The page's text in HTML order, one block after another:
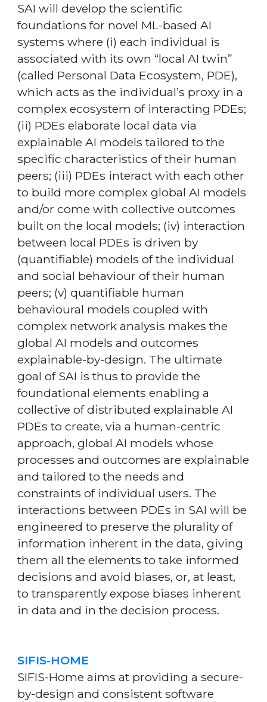
SAI will develop the scientific
foundations for novel ML-based AI
systems where (i) each individual is
associated with its own “local AI twin”
(called Personal Data Ecosystem, PDE),
which acts as the individual’s proxy in a
complex ecosystem of interacting PDEs;
(ii) PDEs elaborate local data via
explainable AI models tailored to the
specific characteristics of their human
peers; (iii) PDEs interact with each other
to build more complex global AI models
and/or come with collective outcomes
built on the local models; (iv) interaction
between local PDEs is driven by
(quantifiable) models of the individual
and social behaviour of their human
peers; (v) quantifiable human
behavioural models coupled with
complex network analysis makes the
global AI models and outcomes
explainable-by-design. The ultimate
goal of SAI is thus to provide the
foundational elements enabling a
collective of distributed explainable AI
PDEs to create, via a human-centric
approach, global AI models whose
processes and outcomes are explainable
and tailored to the needs and
constraints of individual users. The
interactions between PDEs in SAI will be
engineered to preserve the plurality of
information inherent in the data, giving
them all the elements to take informed
decisions and avoid biases, or, at least,
to transparently expose biases inherent
in data and in the decision process.
SIFIS-HOME
SIFIS-Home aims at providing a secure-
by-design and consistent software